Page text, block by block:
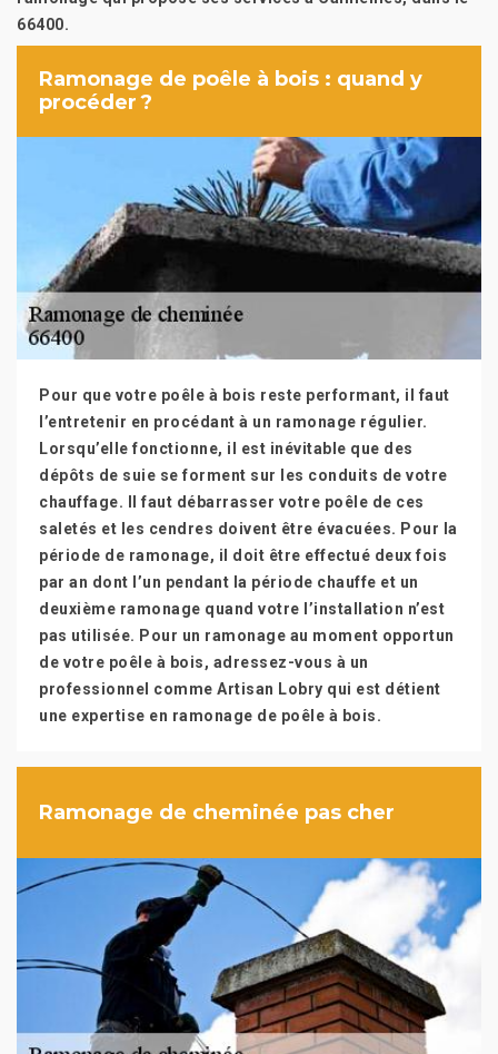
66400.
Ramonage de poêle à bois : quand y
procéder ?
Pour que votre poêle à bois reste performant, il faut
l’entretenir en procédant à un ramonage régulier.
Lorsqu’elle fonctionne, il est inévitable que des
dépôts de suie se forment sur les conduits de votre
chauffage. Il faut débarrasser votre poêle de ces
saletés et les cendres doivent être évacuées. Pour la
période de ramonage, il doit être effectué deux fois
par an dont l’un pendant la période chauffe et un
deuxième ramonage quand votre l’installation n’est
pas utilisée. Pour un ramonage au moment opportun
de votre poêle à bois, adressez-vous à un
professionnel comme Artisan Lobry qui est détient
une expertise en ramonage de poêle à bois.
Ramonage de cheminée pas cher